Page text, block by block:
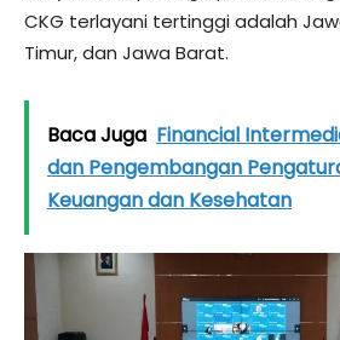
CKG terlayani tertinggi adalah
Timur, dan Jawa Barat.
Baca Juga Financial
dan Pengembangan
Keuangan dan Kesehatan